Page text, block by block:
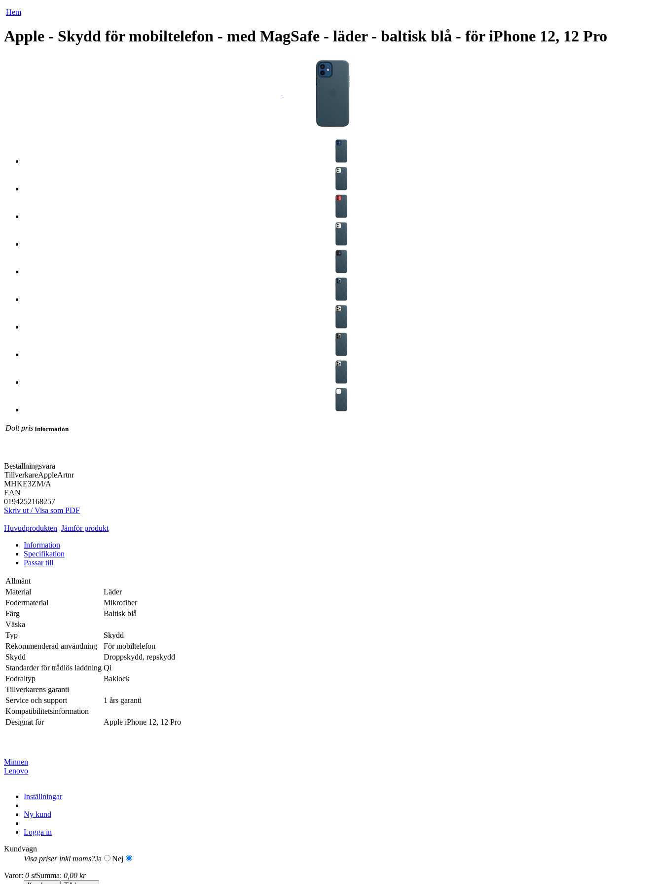
Hem
Apple - Skydd för mobiltelefon - med MagSafe - läder - baltisk blå - för iPhone 12, 12 Pro
Dolt pris Information
Beställningsvara
TillverkareAppleArtnr
MHKE3ZM/A
EAN
0194252168257
Skriv ut / Visa som PDF
Huvudprodukten Jämför produkt
Information
Specifikation
Passar till
Allmänt
Material
Läder
Fodermaterial
Mikrofiber
Färg
Baltisk blå
Väska
Typ
Skydd
Rekommenderad användning
För mobiltelefon
Skydd
Droppskydd, repskydd
Standarder för trådlös laddning Qi
Fodraltyp
Baklock
Tillverkarens garanti
Service och support
1 års garanti
Kompatibilitetsinformation
Designat för
Apple iPhone 12, 12 Pro
Minnen
Lenovo
Inställningar
Ny kund
Logga in
Kundvagn
Visa priser inkl moms?Ja
Nej
Varor: 0 stSumma: 0,00 kr